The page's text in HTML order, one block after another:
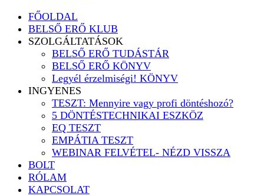
FŐOLDAL
BELSŐ ERŐ KLUB
SZOLGÁLTATÁSOK
BELSŐ ERŐ TUDÁSTÁR
BELSŐ ERŐ KÖNYV
Legyél érzelmiségi! KÖNYV
INGYENES
TESZT: Mennyire vagy profi döntéshozó?
5 DÖNTÉSTECHNIKAI ESZKÖZ
EQ TESZT
EMPÁTIA TESZT
WEBINAR FELVÉTEL- NÉZD VISSZA
BOLT
RÓLAM
KAPCSOLAT